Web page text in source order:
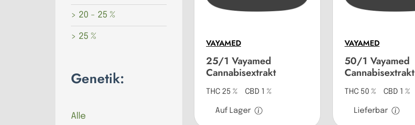
> 20 - 25 %
> 25 %
Genetik:
Alle
VAYAMED
25/1 Vayamed
Cannabisextrakt
THC 25 % CBD 1 %
Auf Lager
VAYAMED
50/1 Vayamed
Cannabisextrakt
THC 50 % CBD 1 %
Lieferbar